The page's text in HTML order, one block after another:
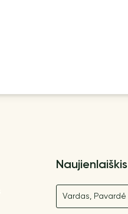
Naujienlaiškis
Vardas